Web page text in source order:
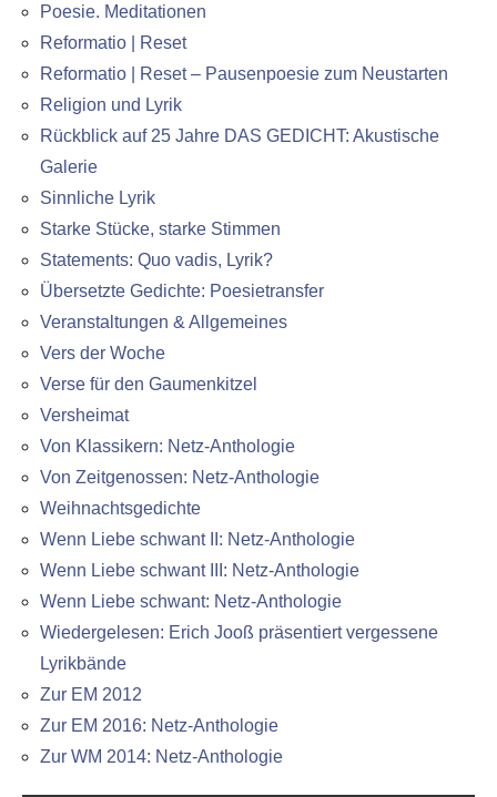
Poesie. Meditationen
Reformatio | Reset
Reformatio | Reset – Pausenpoesie zum Neustarten
Religion und Lyrik
Rückblick auf 25 Jahre DAS GEDICHT: Akustische
Galerie
Sinnliche Lyrik
Starke Stücke, starke Stimmen
Statements: Quo vadis, Lyrik?
Übersetzte Gedichte: Poesietransfer
Veranstaltungen & Allgemeines
Vers der Woche
Verse für den Gaumenkitzel
Versheimat
Von Klassikern: Netz-Anthologie
Von Zeitgenossen: Netz-Anthologie
Weihnachtsgedichte
Wenn Liebe schwant II: Netz-Anthologie
Wenn Liebe schwant III: Netz-Anthologie
Wenn Liebe schwant: Netz-Anthologie
Wiedergelesen: Erich Jooß präsentiert vergessene
Lyrikbände
Zur EM 2012
Zur EM 2016: Netz-Anthologie
Zur WM 2014: Netz-Anthologie